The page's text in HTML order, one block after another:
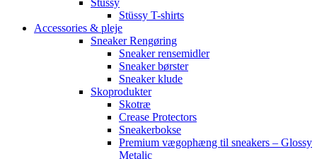
Stüssy
Stüssy T-shirts
Accessories & pleje
Sneaker Rengøring
Sneaker rensemidler
Sneaker børster
Sneaker klude
Skoprodukter
Skotræ
Crease Protectors
Sneakerbokse
Premium vægophæng til sneakers – Glossy
Metalic